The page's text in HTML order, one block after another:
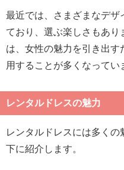
最近では、さまざまなデザ
ており、選ぶ楽しさもあ
は、女性の魅力を引き出す
用することが多くなってい
レンタルドレスの魅力
レンタルドレスには多く
下に紹介します。